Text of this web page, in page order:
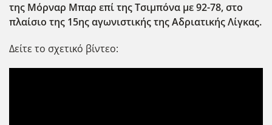
της Μόρναρ Μπαρ επί της Τσιμπόνα με 92-78, στο
πλαίσιο της 15ης αγωνιστικής της Αδριατικής Λίγκας.
Δείτε το σχετικό βίντεο: